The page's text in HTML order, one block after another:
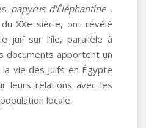
papyrus d'Éléphantine ,
XXe siècle, ont révélé
juif sur l'île, parallèle à
documents apportent un
vie des Juifs en Égypte
leurs relations avec les
locale.